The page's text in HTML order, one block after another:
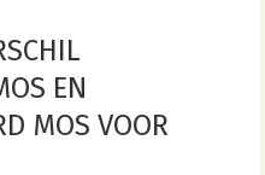
EN
MOS VOOR